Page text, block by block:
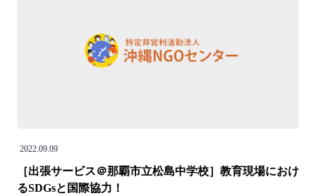
2022.09.09
［出張サービス＠那覇市立松島中学校］教育現場におけ
るSDGsと国際協力！